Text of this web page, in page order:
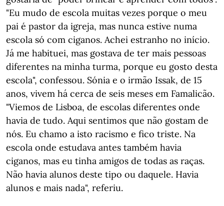
"Eu mudo de escola muitas vezes porque o meu
pai é pastor da igreja, mas nunca estive numa
escola só com ciganos. Achei estranho no início.
Já me habituei, mas gostava de ter mais pessoas
diferentes na minha turma, porque eu gosto desta
escola", confessou. Sónia e o irmão Issak, de 15
anos, vivem há cerca de seis meses em Famalicão.
"Viemos de Lisboa, de escolas diferentes onde
havia de tudo. Aqui sentimos que não gostam de
nós. Eu chamo a isto racismo e fico triste. Na
escola onde estudava antes também havia
ciganos, mas eu tinha amigos de todas as raças.
Não havia alunos deste tipo ou daquele. Havia
alunos e mais nada", referiu.